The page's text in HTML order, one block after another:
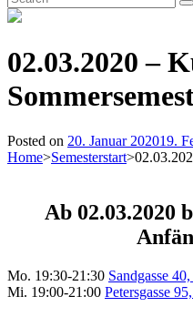
for:
02.03.2020 –
Posted on 20. Januar 202019.
Home>Semesterstart>
Ab 02.03.2020
Mo. 19:30-21:30 Sandgasse
Mi. 19:00-21:00 Petersgasse